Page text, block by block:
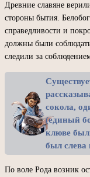
Древние славяне
стороны бытия.
справедливости и
должны были
следили за
сокола,
(единый
клюве
был слева
По воле Рода возник